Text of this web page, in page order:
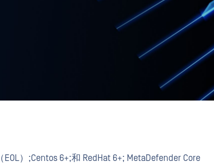
）;Centos 6+;和 RedHat 6+; MetaDefender Core